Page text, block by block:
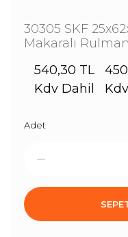
30305 SKF
Makaralı Rulman
540,30 TL
Kdv Dahil
Adet